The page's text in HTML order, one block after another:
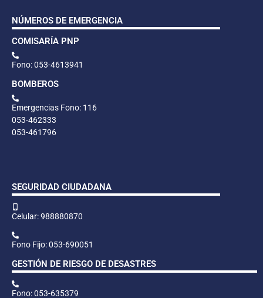
NÚMEROS DE EMERGENCIA
COMISARÍA PNP
Fono: 053-4613941
BOMBEROS
Emergencias Fono: 116
053-462333
053-461796
SEGURIDAD CIUDADANA
Celular: 988880870
Fono Fijo: 053-690051
GESTIÓN DE RIESGO DE DESASTRES
Fono: 053-635379